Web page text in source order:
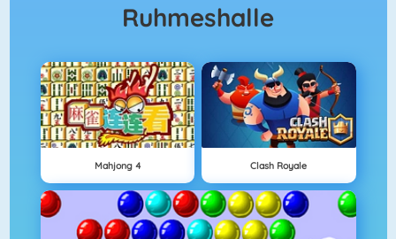
Ruhmeshalle
Mahjong 4 Clash Royale